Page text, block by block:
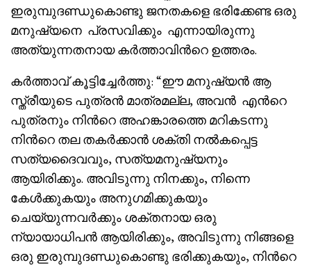
ഇരുമ്പുദണ്ഡുകൊണ്ടു ജനതകളെ ഭരിക്കേണ്ട ഒരു
മനുഷ്യനെ പ്രസവിക്കും എന്നായിരുന്നു
അത്യുന്നതനായ കർത്താവിൻറെ ഉത്തരം.
കർത്താവ് കൂട്ടിച്ചേർത്തു: “ഈ മനുഷ്യൻ ആ
സ്ത്രീയുടെ പുത്രൻ മാത്രമല്ല, അവൻ എൻറെ
പുത്രനും നിൻറെ അഹങ്കാരത്തെ മറികടന്നു
നിൻറെ തല തകർക്കാൻ ശക്തി നൽകപ്പെട്ട
സത്യദൈവവും, സത്യമനുഷ്യനും
ആയിരിക്കും. അവിടുന്നു നിനക്കും, നിന്നെ
കേൾക്കുകയും അനുഗമിക്കുകയും
ചെയ്യുന്നവർക്കും ശക്തനായ ഒരു
ന്യായാധിപൻ ആയിരിക്കും, അവിടുന്നു നിങ്ങളെ
ഒരു ഇരുമ്പുദണ്ഡുകൊണ്ടു ഭരിക്കുകയും, നിൻറെ